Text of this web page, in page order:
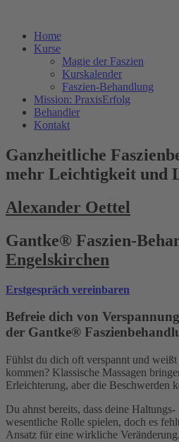
Home
Kurse
Magie der Faszien
Kurskalender
Faszien-Behandlung
Mission: PraxisErfolg
Behandler
Kontakt
Ganzheitliche
mehr Leichtigkeit und
Alexander Oettel
Gantke® Faszien-
Engelskirchen
Erstgespräch vereinbaren
Befreie dich von
der Gantke®
Fühlst du dich oft verspannt und
kommen? Klassische Massagen
Erleichterung, aber die Beschwerden
Du ahnst bereits, dass deine
wesentliche Rolle spielen, doch es
Ansatz für eine wirkliche Veränderung.